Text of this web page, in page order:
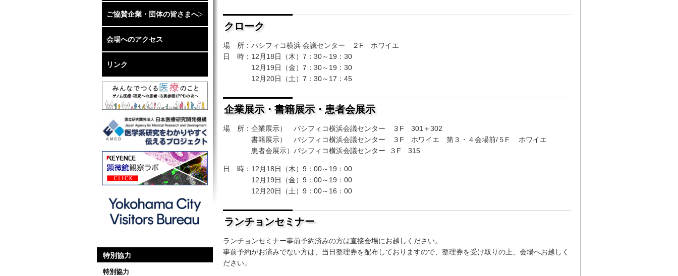
クローク
場 所：パシフィコ横浜 会議センター ２F ホワイエ
日 時：12月18日（木）7：30～19：30
12月19日（金）7：30～19：30
12月20日（土）7：30～17：45
企業展示・書籍展示・患者会展示
場 所：企業展示） パシフィコ横浜会議センター ３F 301＋302
書籍展示） パシフィコ横浜会議センター ３F ホワイエ 第３・４会場前/５F ホワイエ
患者会展示）パシフィコ横浜会議センター ３F 315
日 時：12月18日（木）9：00～19：00
12月19日（金）9：00～19：00
12月20日（土）9：00～16：00
ランチョンセミナー
ランチョンセミナー事前予約済みの方は直接会場にお越しください。
事前予約がお済みでない方は、当日整理券を配布しておりますので、整理券を受け取りの上、会場へお越しく
ださい。
ご協賛企業・団体の皆さまへ 患者会ブース申込
会場へのアクセス
リンク
特別協力
特別協力